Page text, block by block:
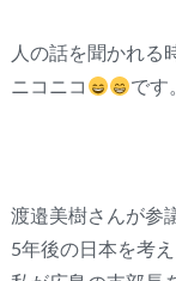
人の話を聞かれる
ニコニコ
です。
渡邉美樹さんが参
5年後の日本を考